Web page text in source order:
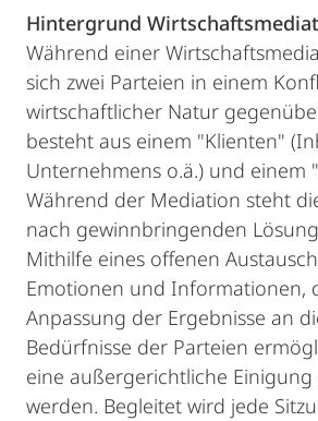
Hintergrund
Während einer
sich zwei Parteien in einem
wirtschaftlicher Natur
besteht aus einem "Klienten"
Unternehmens o.ä.) und einem
Während der Mediation steht
nach gewinnbringenden
Mithilfe eines offenen
Emotionen und Informationen,
Anpassung der Ergebnisse an
Bedürfnisse der Parteien
eine außergerichtliche Einigung
werden. Begleitet wird jede